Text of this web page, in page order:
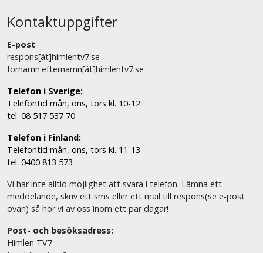
Kontaktuppgifter
E-post
respons[ät]himlentv7.se
fornamn.efternamn[ät]himlentv7.se
Telefon i Sverige:
Telefontid mån, ons, tors kl. 10-12
tel. 08 517 537 70
Telefon i Finland:
Telefontid mån, ons, tors kl. 11-13
tel. 0400 813 573
Vi har inte alltid möjlighet att svara i telefon. Lämna ett
meddelande, skriv ett sms eller ett mail till respons(se e-post
ovan) så hör vi av oss inom ett par dagar!
Post- och besöksadress:
Himlen TV7